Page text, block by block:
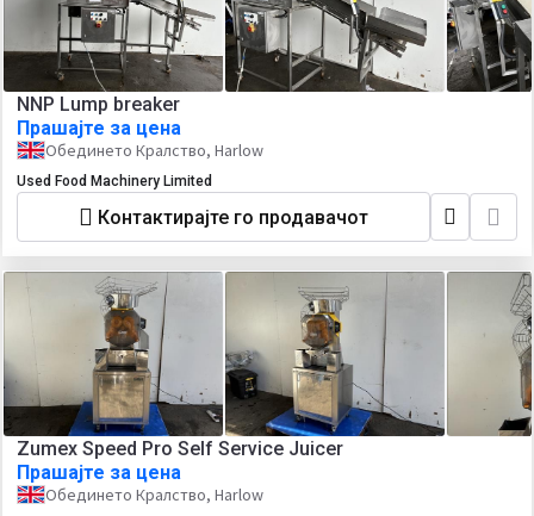
NNP Lump breaker
Прашајте за цена
Обединето Кралство, Harlow
Used Food Machinery Limited
Контактирајте го продавачот
Zumex Speed Pro Self Service Juicer
Прашајте за цена
Обединето Кралство, Harlow